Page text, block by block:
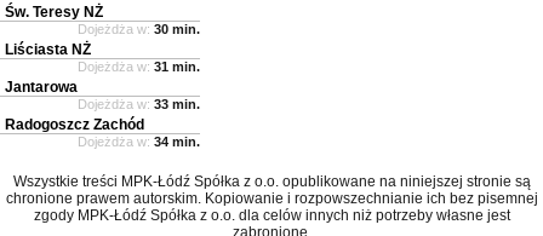
Św. Teresy NŻ
Dojeżdża w: 30 min.
Liściasta NŻ
Dojeżdża w: 31 min.
Jantarowa
Dojeżdża w: 33 min.
Radogoszcz Zachód
Dojeżdża w: 34 min.
Wszystkie treści MPK-Łódź Spółka z o.o. opublikowane na niniejszej stronie są
chronione prawem autorskim. Kopiowanie i rozpowszechnianie ich bez pisemnej
zgody MPK-Łódź Spółka z o.o. dla celów innych niż potrzeby własne jest
zabronione.